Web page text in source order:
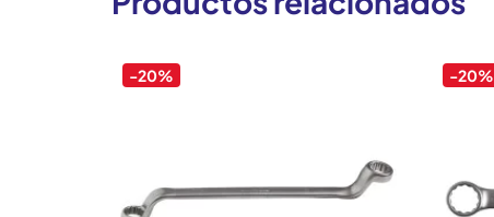
-20% -20%